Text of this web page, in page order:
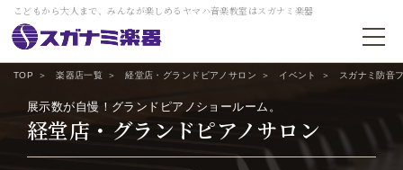
こどもから大人まで、みんなが楽しめるヤマハ音楽教室はスガナミ楽器
TOP 楽器店一覧 経堂店・グランドピアノサロン イベント スガナミ防音
展示数が自慢！グランドピアノショールーム。
経堂店・グランドピアノサロン